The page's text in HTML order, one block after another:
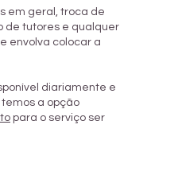
em geral, troca de
de tutores e qualquer
envolva colocar a
diariamente e
a opção
para o serviço ser